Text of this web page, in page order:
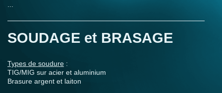
SOUDAGE et BRASAGE
Types de soudure :
TIG/MIG sur acier et aluminium
Brasure argent et laiton